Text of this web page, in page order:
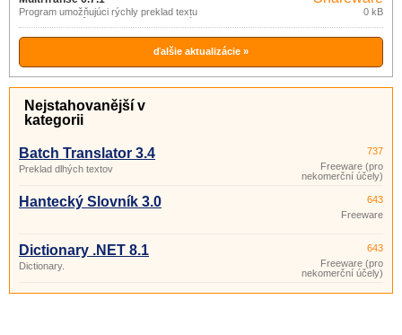
Program umožňujúci rýchly preklad textu
medzi radom rôznych jazykov (anglický,
arabský, čínsky, český, dánsky,
holandský, …), s využitím rôznych
jazykových zdrojov na internete.
0 kB
ďalšie aktualizácie »
Nejstahovanější v
kategorii
Batch Translator 3.4
Preklad dlhých textov
737
Freeware (pro
nekomerční účely)
Hantecký Slovník 3.0
643
Freeware
Dictionary .NET 8.1
Dictionary.
643
Freeware (pro
nekomerční účely)